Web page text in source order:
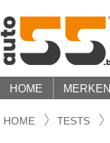
HOME MERKEN
HOME TESTS